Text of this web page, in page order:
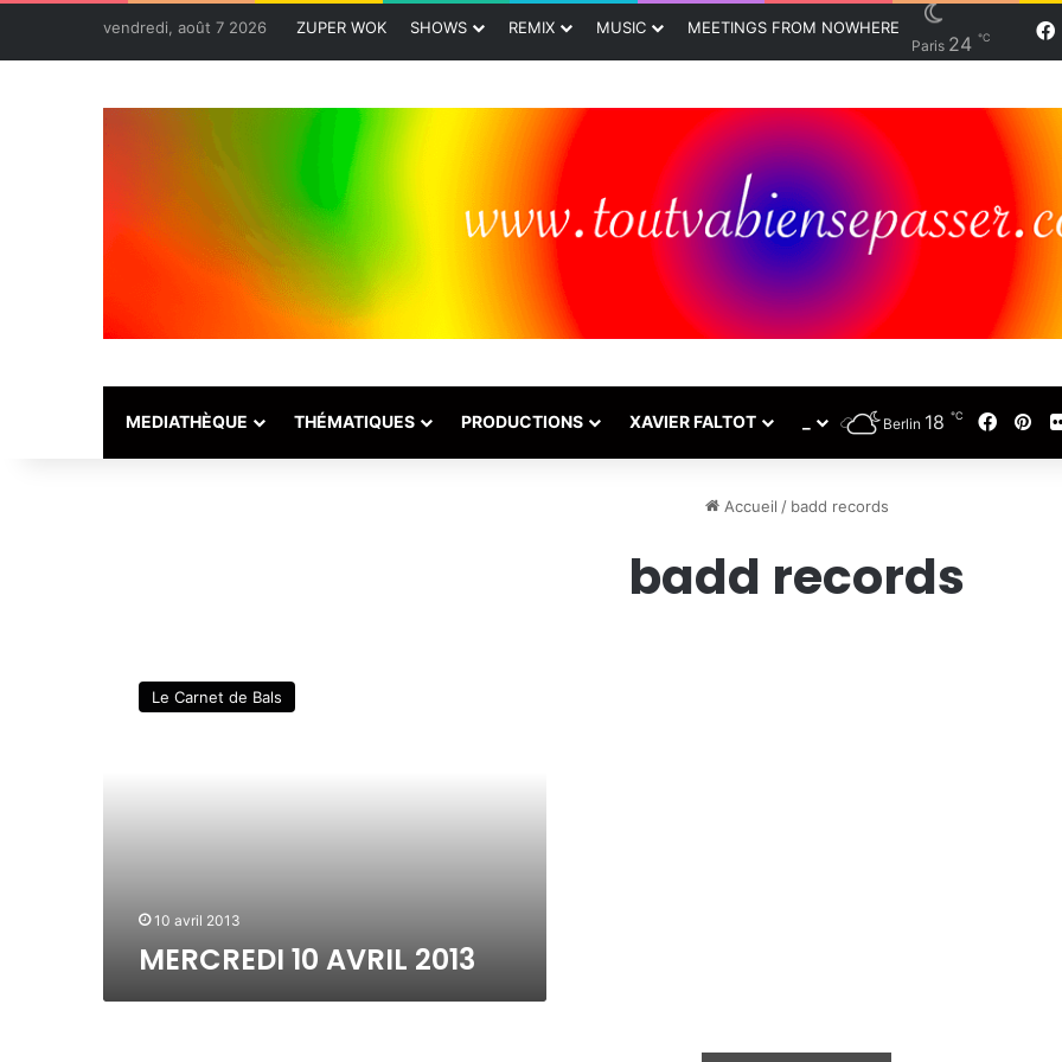
vendredi, août 7 2026 ZUPER WOK SHOWS REMIX MUSIC MEETINGS FROM NOWHERE
Paris 24 ℃
MEDIATHÈQUE THÉMATIQUES PRODUCTIONS XAVIER FALTOT Berlin 18 ℃
Accueil / badd records
badd records
L
Le Carnet de Bals
10 avril 2013
MERCREDI 10 AVRIL 2013